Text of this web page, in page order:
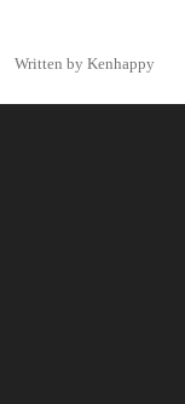
Written by Kenhappy